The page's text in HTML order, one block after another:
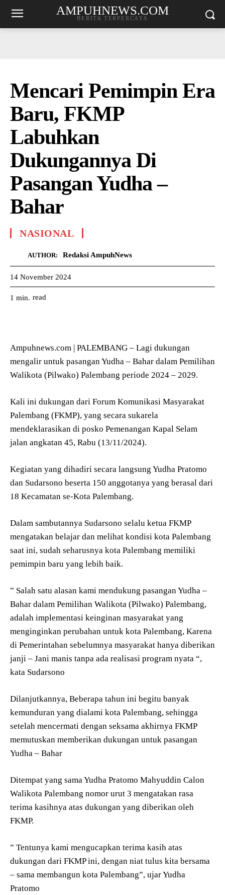
AMPUHNEWS.COM
BERITA TERPERCAYA
Mencari Pemimpin Era
Baru, FKMP
Labuhkan
Dukungannya Di
Pasangan Yudha –
Bahar
NASIONAL
AUTHOR: Redaksi AmpuhNews
14 November 2024
1 min. read
Ampuhnews.com | PALEMBANG – Lagi dukungan
mengalir untuk pasangan Yudha – Bahar dalam Pemilihan
Walikota (Pilwako) Palembang periode 2024 – 2029.
Kali ini dukungan dari Forum Komunikasi Masyarakat
Palembang (FKMP), yang secara sukarela
mendeklarasikan di posko Pemenangan Kapal Selam
jalan angkatan 45, Rabu (13/11/2024).
Kegiatan yang dihadiri secara langsung Yudha Pratomo
dan Sudarsono beserta 150 anggotanya yang berasal dari
18 Kecamatan se-Kota Palembang.
Dalam sambutannya Sudarsono selalu ketua FKMP
mengatakan belajar dan melihat kondisi kota Palembang
saat ini, sudah seharusnya kota Palembang memiliki
pemimpin baru yang lebih baik.
” Salah satu alasan kami mendukung pasangan Yudha –
Bahar dalam Pemilihan Walikota (Pilwako) Palembang,
adalah implementasi keinginan masyarakat yang
menginginkan perubahan untuk kota Palembang, Karena
di Pemerintahan sebelumnya masyarakat hanya diberikan
janji – Jani manis tanpa ada realisasi program nyata “,
kata Sudarsono
Dilanjutkannya, Beberapa tahun ini begitu banyak
kemunduran yang dialami kota Palembang, sehingga
setelah mencermati dengan seksama akhirnya FKMP
memutuskan memberikan dukungan untuk pasangan
Yudha – Bahar
Ditempat yang sama Yudha Pratomo Mahyuddin Calon
Walikota Palembang nomor urut 3 mengatakan rasa
terima kasihnya atas dukungan yang diberikan oleh
FKMP.
” Tentunya kami mengucapkan terima kasih atas
dukungan dari FKMP ini, dengan niat tulus kita bersama
– sama membangun kota Palembang”, ujar Yudha
Pratomo